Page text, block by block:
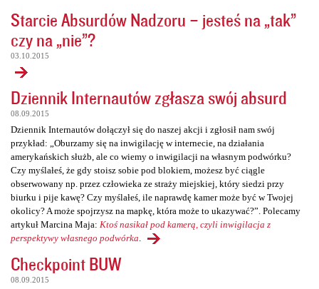
Starcie Absurdów Nadzoru – jesteś na „tak”
czy na „nie”?
03.10.2015
Dziennik Internautów zgłasza swój absurd
08.09.2015
Dziennik Internautów dołączył się do naszej akcji i zgłosił nam swój
przykład: „Oburzamy się na inwigilację w internecie, na działania
amerykańskich służb, ale co wiemy o inwigilacji na własnym podwórku?
Czy myślałeś, że gdy stoisz sobie pod blokiem, możesz być ciągle
obserwowany np. przez człowieka ze straży miejskiej, który siedzi przy
biurku i pije kawę? Czy myślałeś, ile naprawdę kamer może być w Twojej
okolicy? A może spojrzysz na mapkę, która może to ukazywać?”. Polecamy
artykuł Marcina Maja: Ktoś nasikał pod kamerą, czyli inwigilacja z
perspektywy własnego podwórka
Checkpoint BUW
08.09.2015